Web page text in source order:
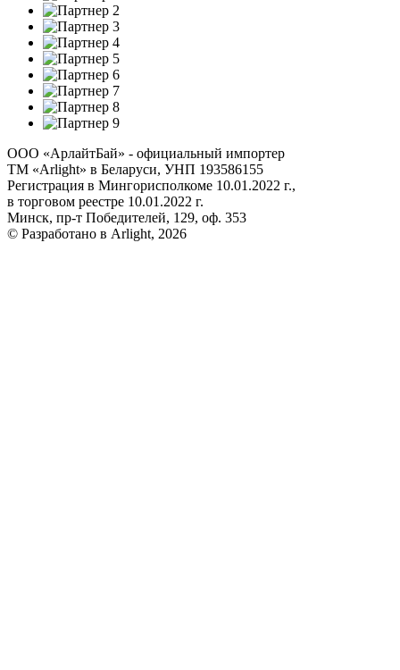
ООО «АрлайтБай» - официальный импортер
ТМ «Arlight» в Беларуси, УНП 193586155
Регистрация в Мингорисполкоме 10.01.2022 г.,
в торговом реестре 10.01.2022 г.
Минск, пр-т Победителей, 129, оф. 353
© Разработано в Arlight, 2026